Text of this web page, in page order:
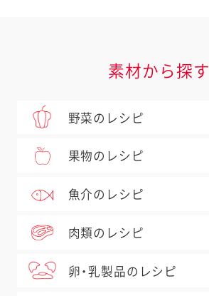
素材から探す
野菜のレシピ
果物のレシピ
魚介のレシピ
肉類のレシピ
卵・乳製品のレシピ